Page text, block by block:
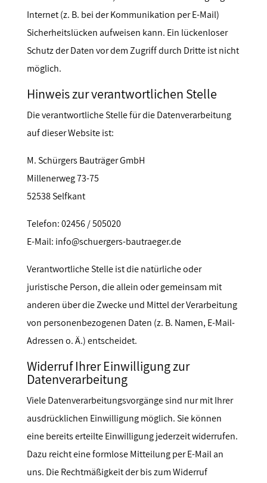
Internet (z. B. bei der Kommunikation per E-Mail)
Sicherheitslücken aufweisen kann. Ein lückenloser
Schutz der Daten vor dem Zugriff durch Dritte ist nicht
möglich.
Hinweis zur verantwortlichen Stelle
Die verantwortliche Stelle für die Datenverarbeitung
auf dieser Website ist:
M. Schürgers Bauträger GmbH
Millenerweg 73-75
52538 Selfkant
Telefon: 02456 / 505020
E-Mail: info@schuergers-bautraeger.de
Verantwortliche Stelle ist die natürliche oder
juristische Person, die allein oder gemeinsam mit
anderen über die Zwecke und Mittel der Verarbeitung
von personenbezogenen Daten (z. B. Namen, E-Mail-
Adressen o. Ä.) entscheidet.
Widerruf Ihrer Einwilligung zur
Datenverarbeitung
Viele Datenverarbeitungsvorgänge sind nur mit Ihrer
ausdrücklichen Einwilligung möglich. Sie können
eine bereits erteilte Einwilligung jederzeit widerrufen.
Dazu reicht eine formlose Mitteilung per E-Mail an
uns. Die Rechtmäßigkeit der bis zum Widerruf